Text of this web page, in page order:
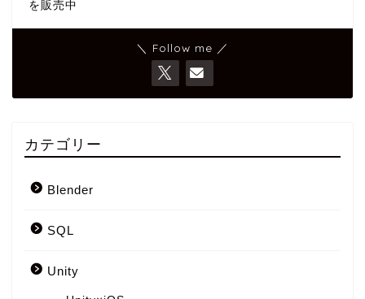
を販売中
＼ Follow me ／
カテゴリー
Blender
SQL
Unity